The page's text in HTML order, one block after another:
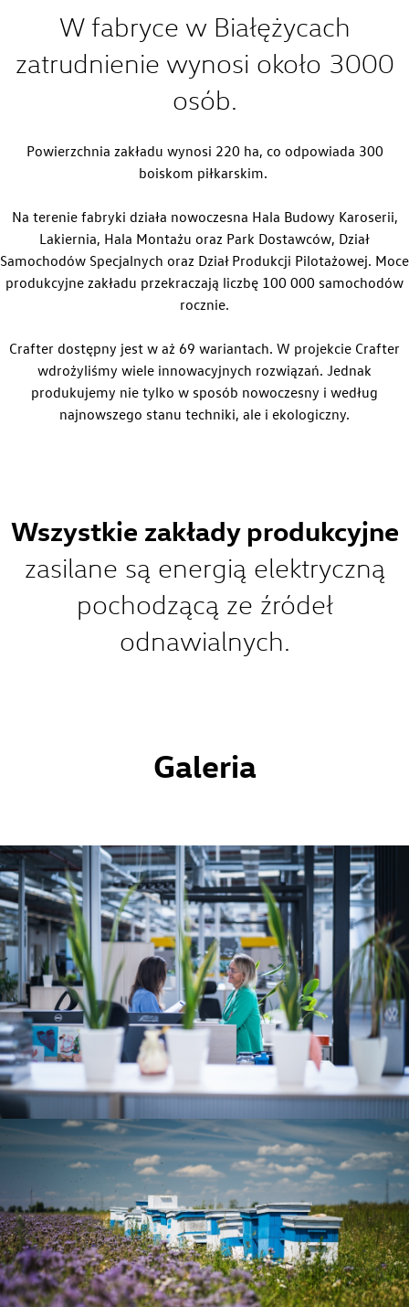
Strona główna
Zwiedzanie Zakładów
W fabryce w Białężycach
zatrudnienie wynosi około 3000
osób.
Powierzchnia zakładu wynosi 220 ha, co odpowiada 300
boiskom piłkarskim.
Na terenie fabryki działa nowoczesna Hala Budowy Karoserii,
Lakiernia, Hala Montażu oraz Park Dostawców, Dział
Samochodów Specjalnych oraz Dział Produkcji Pilotażowej. Moce
produkcyjne zakładu przekraczają liczbę 100 000 samochodów
rocznie.
Crafter dostępny jest w aż 69 wariantach. W projekcie Crafter
wdrożyliśmy wiele innowacyjnych rozwiązań. Jednak
produkujemy nie tylko w sposób nowoczesny i według
najnowszego stanu techniki, ale i ekologiczny.
Wszystkie zakłady produkcyjne
zasilane są energią elektryczną
pochodzącą ze źródeł
odnawialnych.
Galeria